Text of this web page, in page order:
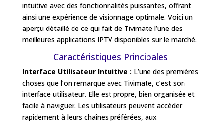
intuitive avec des fonctionnalités puissantes, offrant
ainsi une expérience de visionnage optimale. Voici un
aperçu détaillé de ce qui fait de Tivimate l’une des
meilleures applications IPTV disponibles sur le marché.
Caractéristiques Principales
Interface Utilisateur Intuitive : L’une des premières
choses que l’on remarque avec Tivimate, c’est son
interface utilisateur. Elle est propre, bien organisée et
facile à naviguer. Les utilisateurs peuvent accéder
rapidement à leurs chaînes préférées, aux